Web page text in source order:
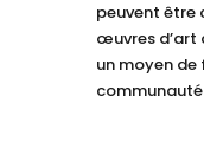
peuvent être
œuvres d’art
un moyen